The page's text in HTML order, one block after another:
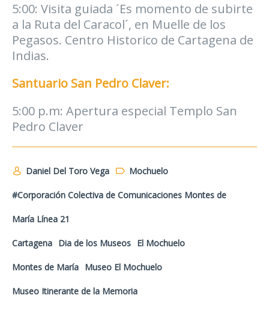
5:00: Visita guiada ´Es momento de subirte
a la Ruta del Caracol´, en Muelle de los
Pegasos. Centro Historico de Cartagena de
Indias.
Santuario San Pedro Claver:
5:00 p.m: Apertura especial Templo San
Pedro Claver
Daniel Del Toro Vega Mochuelo
#Corporación Colectiva de Comunicaciones Montes de
María Línea 21
Cartagena Dia de los Museos El Mochuelo
Montes de María Museo El Mochuelo
Museo Itinerante de la Memoria